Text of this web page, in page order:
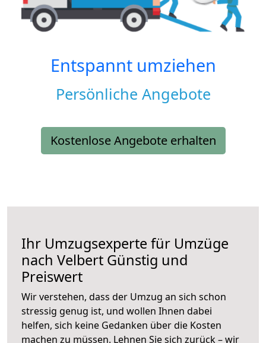
Entspannt umziehen
Persönliche Angebote
Kostenlose Angebote erhalten
Ihr Umzugsexperte für Umzüge
nach Velbert Günstig und
Preiswert
Wir verstehen, dass der Umzug an sich schon
stressig genug ist, und wollen Ihnen dabei
helfen, sich keine Gedanken über die Kosten
machen zu müssen. Lehnen Sie sich zurück – wir